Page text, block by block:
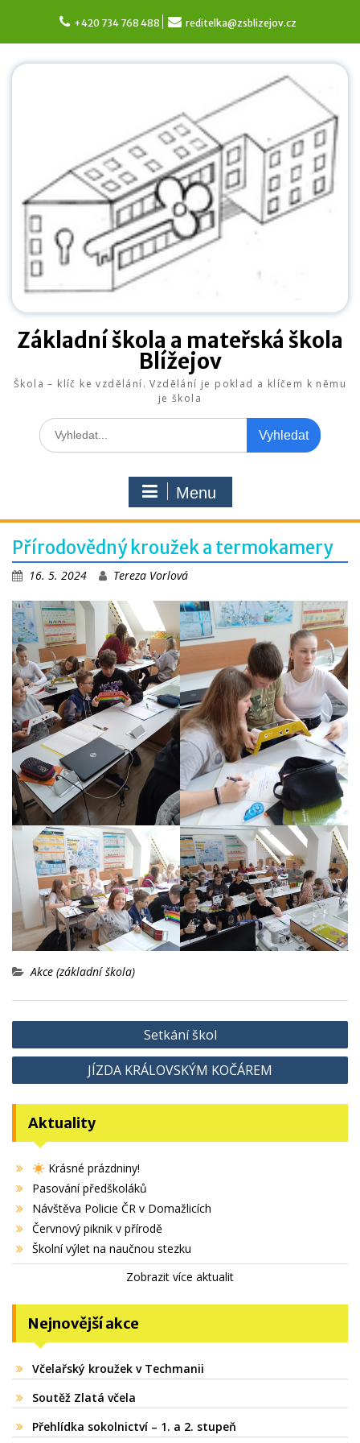
content
+420 734 768 488 reditelka@zsblizejov.cz
Základní škola a mateřská škola
Blížejov
Škola – klíč ke vzdělání. Vzdělání je poklad a klíčem k němu
je škola
Search
for:
Menu
Přírodovědný kroužek a termokamery
16. 5. 2024 Tereza Vorlová
Akce (základní škola)
Navigace
pro
příspěvek
Setkání škol
JÍZDA KRÁLOVSKÝM KOČÁREM
Aktuality
Krásné prázdniny!
Pasování předškoláků
Návštěva Policie ČR v Domažlicích
Červnový piknik v přírodě
Školní výlet na naučnou stezku
Zobrazit více aktualit
Nejnovější akce
Včelařský kroužek v Techmanii
Soutěž Zlatá včela
Přehlídka sokolnictví – 1. a 2. stupeň